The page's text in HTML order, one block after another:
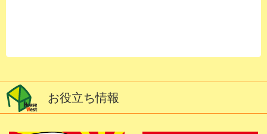
お役立ち情報